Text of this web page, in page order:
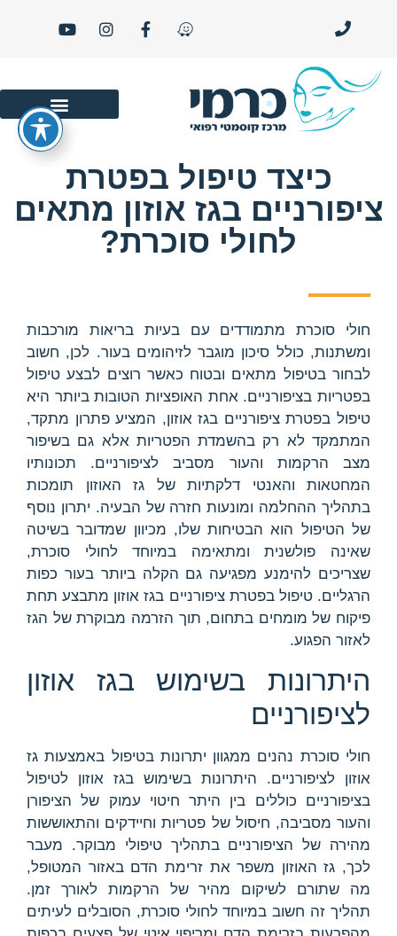
כיצד טיפול בפטרת
ציפורניים בגז אוזון מתאים
לחולי סוכרת?
חולי סוכרת מתמודדים עם בעיות בריאות מורכבות
ומשתנות, כולל סיכון מוגבר לזיהומים בעור. לכן, חשוב
לבחור בטיפול מתאים ובטוח כאשר רוצים לבצע טיפול
בפטריות בציפורניים. אחת האופציות הטובות ביותר היא
טיפול בפטרת ציפורניים בגז אוזון, המציע פתרון מתקד,
המתמקד לא רק בהשמדת הפטריות אלא גם בשיפור
מצב הרקמות והעור מסביב לציפורניים. תכונותיו
המחטאות והאנטי דלקתיות של גז האוזון תומכות
בתהליך ההחלמה ומונעות חזרה של הבעיה. יתרון נוסף
של הטיפול הוא הבטיחות שלו, מכיוון שמדובר בשיטה
שאינה פולשנית ומתאימה במיוחד לחולי סוכרת,
שצריכים להימנע מפגיעה גם הקלה ביותר בעור כפות
הרגליים. טיפול בפטרת ציפורניים בגז אוזון מתבצע תחת
פיקוח של מומחים בתחום, תוך הזרמה מבוקרת של הגז
לאזור הפגוע.
היתרונות בשימוש בגז אוזון
לציפורניים
חולי סוכרת נהנים ממגוון יתרונות בטיפול באמצעות גז
אוזון לציפורניים. היתרונות בשימוש בגז אוזון לטיפול
בציפורניים כוללים בין היתר חיטוי עמוק של הציפורן
והעור מסביבה, חיסול של פטריות וחיידקים והתאוששות
מהירה של הציפורניים בתהליך טיפולי מבוקר. מעבר
לכך, גז האוזון משפר את זרימת הדם באזור המטופל,
מה שתורם לשיקום מהיר של הרקמות לאורך זמן.
תהליך זה חשוב במיוחד לחולי סוכרת, הסובלים לעיתים